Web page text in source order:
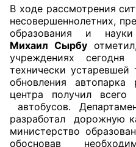
Общественный штаб
Члены ОП КО
Документы ОП КО
Регламент ОП КО
Кодекс этики ОП КО
Положения
В ходе рассмотрения
несовершеннолетних,
образования и
Михаил Сырбу
учреждениях
технически
обновления автопарка
центра получил
автобусов.
разработал дорожную
министерство
обосновав